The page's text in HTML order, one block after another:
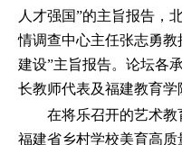
人才强国”的主旨报告，
情调查中心主任张志勇
建设”主旨报告。论坛各
长教师代表及福建教育学
在将乐召开的艺术
福建省乡村学校美育高